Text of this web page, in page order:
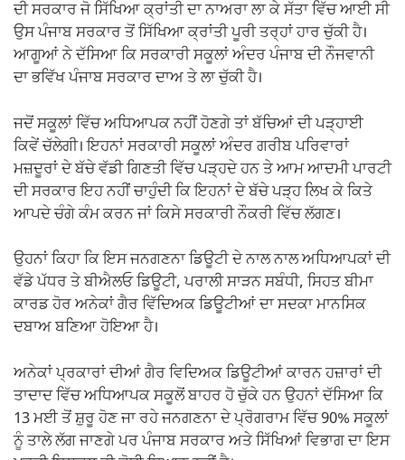
ਦੀ ਸਰਕਾਰ ਜੋ ਸਿੱਖਿਆ ਕ੍ਰਾਂਤੀ ਦਾ ਨਾਅਰਾ ਲਾ ਕੇ ਸੱਤਾ ਵਿੱਚ ਆਈ ਸੀ
ਉਸ ਪੰਜਾਬ ਸਰਕਾਰ ਤੋਂ ਸਿੱਖਿਆ ਕ੍ਰਾਂਤੀ ਪੂਰੀ ਤਰ੍ਹਾਂ ਹਾਰ ਚੁੱਕੀ ਹੈ।
ਆਗੂਆਂ ਨੇ ਦੱਸਿਆ ਕਿ ਸਰਕਾਰੀ ਸਕੂਲਾਂ ਅੰਦਰ ਪੰਜਾਬ ਦੀ ਨੌਜਵਾਨੀ
ਦਾ ਭਵਿੱਖ ਪੰਜਾਬ ਸਰਕਾਰ ਦਾਅ ਤੇ ਲਾ ਚੁੱਕੀ ਹੈ।
ਜਦੋਂ ਸਕੂਲਾਂ ਵਿੱਚ ਅਧਿਆਪਕ ਨਹੀਂ ਹੋਣਗੇ ਤਾਂ ਬੱਚਿਆਂ ਦੀ ਪੜ੍ਹਾਈ
ਕਿਵੇਂ ਚੱਲੇਗੀ। ਇਹਨਾਂ ਸਰਕਾਰੀ ਸਕੂਲਾਂ ਅੰਦਰ ਗਰੀਬ ਪਰਿਵਾਰਾਂ
ਮਜ਼ਦੂਰਾਂ ਦੇ ਬੱਚੇ ਵੱਡੀ ਗਿਣਤੀ ਵਿੱਚ ਪੜ੍ਹਦੇ ਹਨ ਤੇ ਆਮ ਆਦਮੀ ਪਾਰਟੀ
ਦੀ ਸਰਕਾਰ ਇਹ ਨਹੀਂ ਚਾਹੁੰਦੀ ਕਿ ਇਹਨਾਂ ਦੇ ਬੱਚੇ ਪੜ੍ਹ ਲਿਖ ਕੇ ਕਿਤੇ
ਆਪਦੇ ਚੰਗੇ ਕੰਮ ਕਰਨ ਜਾਂ ਕਿਸੇ ਸਰਕਾਰੀ ਨੌਕਰੀ ਵਿੱਚ ਲੱਗਣ।
ਉਹਨਾਂ ਕਿਹਾ ਕਿ ਇਸ ਜਨਗਣਨਾ ਡਿਊਟੀ ਦੇ ਨਾਲ ਨਾਲ ਅਧਿਆਪਕਾਂ ਦੀ
ਵੱਡੇ ਪੱਧਰ ਤੇ ਬੀਐਲਓ ਡਿਊਟੀ, ਪਰਾਲੀ ਸਾੜਨ ਸਬੰਧੀ, ਸਿਹਤ ਬੀਮਾ
ਕਾਰਡ ਹੋਰ ਅਨੇਕਾਂ ਗੈਰ ਵਿੱਦਿਅਕ ਡਿਊਟੀਆਂ ਦਾ ਸਦਕਾ ਮਾਨਸਿਕ
ਦਬਾਅ ਬਣਿਆ ਹੋਇਆ ਹੈ।
ਅਨੇਕਾਂ ਪ੍ਰਕਾਰਾਂ ਦੀਆਂ ਗੈਰ ਵਿਦਿਅਕ ਡਿਊਟੀਆਂ ਕਾਰਨ ਹਜ਼ਾਰਾਂ ਦੀ
ਤਾਦਾਦ ਵਿੱਚ ਅਧਿਆਪਕ ਸਕੂਲੋਂ ਬਾਹਰ ਹੋ ਚੁੱਕੇ ਹਨ ਉਹਨਾਂ ਦੱਸਿਆ ਕਿ
13 ਮਈ ਤੋਂ ਸ਼ੁਰੂ ਹੋਣ ਜਾ ਰਹੇ ਜਨਗਣਨਾ ਦੇ ਪ੍ਰੋਗਰਾਮ ਵਿੱਚ 90% ਸਕੂਲਾਂ
ਨੂੰ ਤਾਲੇ ਲੱਗ ਜਾਣਗੇ ਪਰ ਪੰਜਾਬ ਸਰਕਾਰ ਅਤੇ ਸਿੱਖਿਆਂ ਵਿਭਾਗ ਦਾ ਇਸ